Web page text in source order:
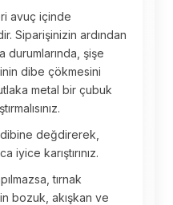
avuç içinde
Siparişinizin ardından
durumlarında, şişe
dibe çökmesini
metal bir çubuk
değdirerek,
iyice karıştırınız.
tırnak
bozuk, akışkan ve